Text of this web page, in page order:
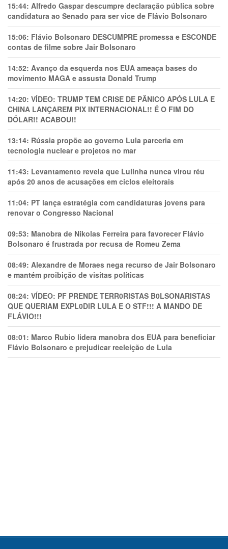
15:44: Alfredo Gaspar descumpre declaração pública sobre
candidatura ao Senado para ser vice de Flávio Bolsonaro
15:06: Flávio Bolsonaro DESCUMPRE promessa e ESCONDE
contas de filme sobre Jair Bolsonaro
14:52: Avanço da esquerda nos EUA ameaça bases do
movimento MAGA e assusta Donald Trump
14:20: VÍDEO: TRUMP TEM CRlSE DE PÂNlCO APÓS LULA E
CHINA LANÇAREM PIX INTERNACIONAL!! É O FIM DO
DÓLAR!! ACABOU!!
13:14: Rússia propõe ao governo Lula parceria em
tecnologia nuclear e projetos no mar
11:43: Levantamento revela que Lulinha nunca virou réu
após 20 anos de acusações em ciclos eleitorais
11:04: PT lança estratégia com candidaturas jovens para
renovar o Congresso Nacional
09:53: Manobra de Nikolas Ferreira para favorecer Flávio
Bolsonaro é frustrada por recusa de Romeu Zema
08:49: Alexandre de Moraes nega recurso de Jair Bolsonaro
e mantém proibição de visitas políticas
08:24: VÍDEO: PF PRENDE TERR0RlSTAS B0LSONARlSTAS
QUE QUERIAM EXPL0DlR LULA E O STF!!! A MANDO DE
FLÁVIO!!!
08:01: Marco Rubio lidera manobra dos EUA para beneficiar
Flávio Bolsonaro e prejudicar reeleição de Lula